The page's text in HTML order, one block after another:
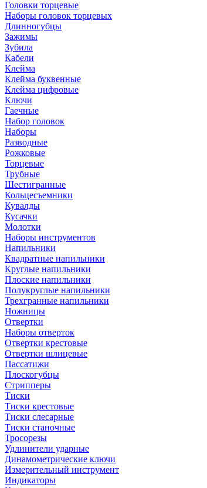
Головки торцевые
Наборы головок торцевых
Длинногубцы
Зажимы
Зубила
Кабели
Клейма
Клейма буквенные
Клейма цифровые
Ключи
Гаечные
Набор головок
Наборы
Разводные
Рожковые
Торцевые
Трубные
Шестигранные
Кольцесъемники
Кувалды
Кусачки
Молотки
Наборы инструментов
Напильники
Квадратные напильники
Круглые напильники
Плоские напильники
Полукруглые напильники
Трехгранные напильники
Ножницы
Отвертки
Наборы отверток
Отвертки крестовые
Отвертки шлицевые
Пассатижи
Плоскогубцы
Стрипперы
Тиски
Тиски крестовые
Тиски слесарные
Тиски станочные
Тросорезы
Удлинители ударные
Динамометрические ключи
Измерительный инструмент
Индикаторы